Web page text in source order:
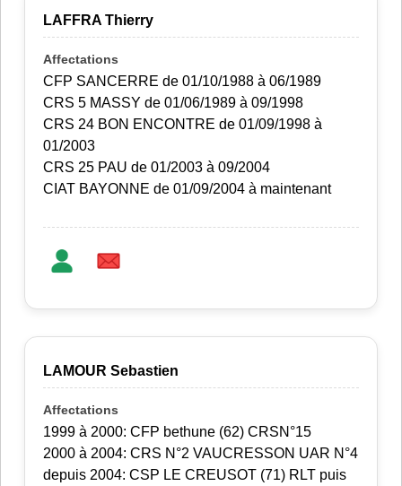
LAFFRA Thierry
CFP SANCERRE de 01/10/1988 à 06/1989
CRS 5 MASSY de 01/06/1989 à 09/1998
CRS 24 BON ENCONTRE de 01/09/1998 à
01/2003
CRS 25 PAU de 01/2003 à 09/2004
CIAT BAYONNE de 01/09/2004 à maintenant
LAMOUR Sebastien
1999 à 2000: CFP bethune (62) CRSN°15
2000 à 2004: CRS N°2 VAUCRESSON UAR N°4
depuis 2004: CSP LE CREUSOT (71) RLT puis